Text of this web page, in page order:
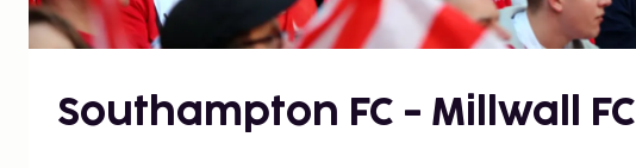
Southampton FC - Millwall FC